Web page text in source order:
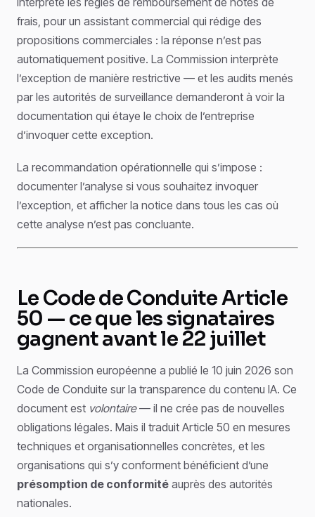
frais, pour un assistant commercial qui rédige des
propositions commerciales : la réponse n’est pas
automatiquement positive. La Commission interprète
l’exception de manière restrictive — et les audits menés
par les autorités de surveillance demanderont à voir la
documentation qui étaye le choix de l’entreprise
d’invoquer cette exception.
La recommandation opérationnelle qui s’impose :
documenter l’analyse si vous souhaitez invoquer
l’exception, et afficher la notice dans tous les cas où
cette analyse n’est pas concluante.
Le Code de Conduite Article
50 — ce que les signataires
gagnent avant le 22 juillet
La Commission européenne a publié le 10 juin 2026 son
Code de Conduite sur la transparence du contenu IA. Ce
document est volontaire— il ne crée pas de nouvelles
obligations légales. Mais il traduit Article 50 en mesures
techniques et organisationnelles concrètes, et les
organisations qui s’y conforment bénéficient d’une
présomption de conformité auprès des autorités
nationales.